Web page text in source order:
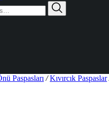
Paspasları / Kıvırcık Paspaslar